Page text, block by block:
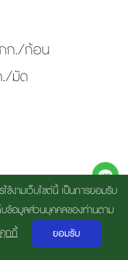
กก./ก้อน
./มัด
PUBLIC COMPANY
งามเว็บไซต์นี้ เป็นการยอมรับ
บข้อมูลส่วนบุคคลของท่านตาม
คุกกี้ ยอมรับ